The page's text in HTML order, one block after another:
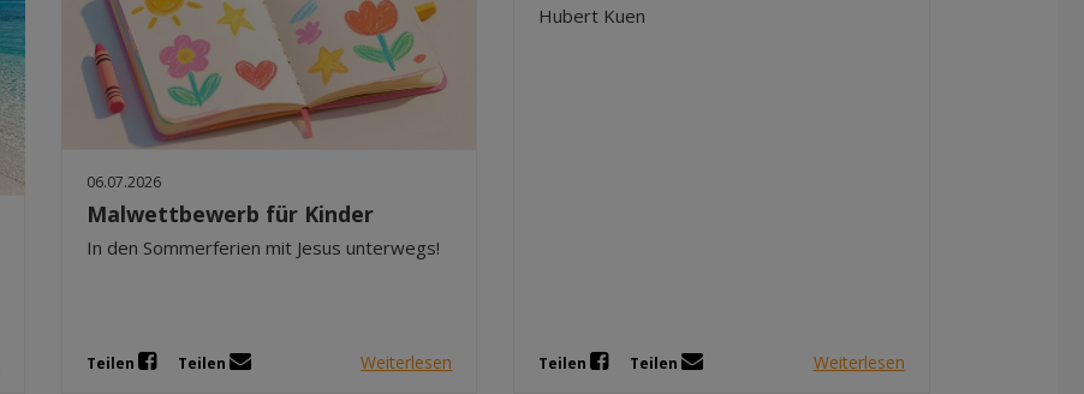
06.07.2026
Malwettbewerb für Kinder
In den Sommerferien mit Jesus unterwegs!
Teilen Teilen Weiterlesen
Hubert Kuen
Teilen Teilen Weiterlesen